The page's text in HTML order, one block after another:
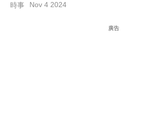
科
時事 Nov 4 2024
廣告